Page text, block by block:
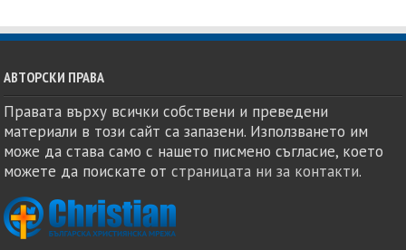
АВТОРСКИ ПРАВА
Правата върху всички собствени и преведени
материали в този сайт са запазени. Използването им
може да става само с нашето писмено съгласие, което
можете да поискате отстраницата ни за контакти.